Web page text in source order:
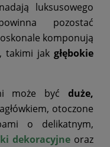
luksusowego
pozostać
komponują
takimi jak głębokie
może być duże,
otoczone
o delikatnym,
dekoracyjne oraz